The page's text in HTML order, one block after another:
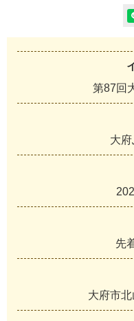
第87回
大府
202
先
大府市北